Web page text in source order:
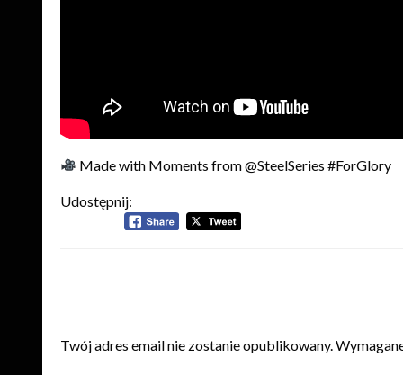
Made with Moments from @SteelSeries #ForGlory
Udostępnij:
Twój adres email nie zostanie opublikowany.